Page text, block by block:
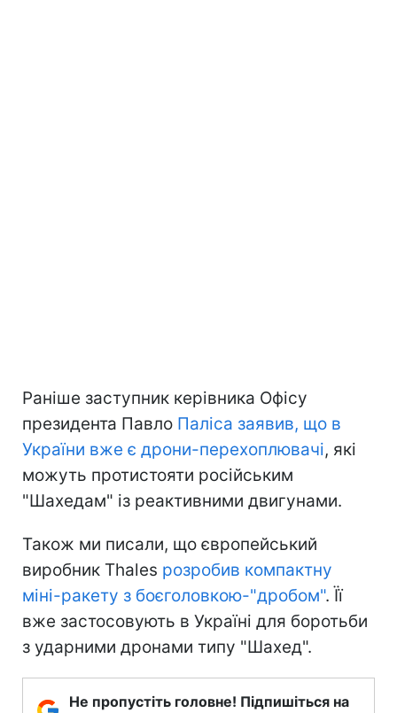
Раніше заступник керівника Офісу
президента Павло Паліса заявив, що в
України вже є дрони-перехоплювачі, які
можуть протистояти російським
"Шахедам" із реактивними двигунами.
Також ми писали, що європейський
виробник Thales розробив компактну
міні-ракету з боєголовкою-"дробом". Її
вже застосовують в Україні для боротьби
з ударними дронами типу "Шахед".
Не пропустіть головне! Підпишіться на